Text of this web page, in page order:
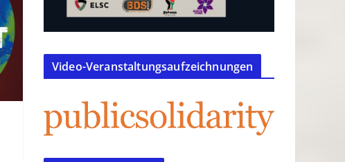
Video-Veranstaltungsaufzeichnungen